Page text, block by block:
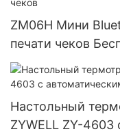
ZM06H Мини
печати чеков
мм принтер для
Настольный
ZYWELL ZY-